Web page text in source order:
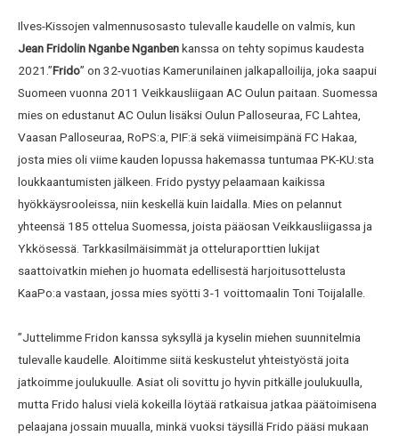
Ilves-Kissojen valmennusosasto tulevalle kaudelle on valmis, kun
Jean Fridolin Nganbe Nganbenkanssa on tehty sopimus kaudesta
2021.”Frido” on 32-vuotias Kamerunilainen jalkapalloilija, joka saapui
Suomeen vuonna 2011 Veikkausliigaan AC Oulun paitaan. Suomessa
mies on edustanut AC Oulun lisäksi Oulun Palloseuraa, FC Lahtea,
Vaasan Palloseuraa, RoPS:a, PIF:ä sekä viimeisimpänä FC Hakaa,
josta mies oli viime kauden lopussa hakemassa tuntumaa PK-KU:sta
loukkaantumisten jälkeen. Frido pystyy pelaamaan kaikissa
hyökkäysrooleissa, niin keskellä kuin laidalla. Mies on pelannut
yhteensä 185 ottelua Suomessa, joista pääosan Veikkausliigassa ja
Ykkösessä. Tarkkasilmäisimmät ja otteluraporttien lukijat
saattoivatkin miehen jo huomata edellisestä harjoitusottelusta
KaaPo:a vastaan, jossa mies syötti 3-1 voittomaalin Toni Toijalalle.
”Juttelimme Fridon kanssa syksyllä ja kyselin miehen suunnitelmia
tulevalle kaudelle. Aloitimme siitä keskustelut yhteistyöstä joita
jatkoimme joulukuulle. Asiat oli sovittu jo hyvin pitkälle joulukuulla,
mutta Frido halusi vielä kokeilla löytää ratkaisua jatkaa päätoimisena
pelaajana jossain muualla, minkä vuoksi täysillä Frido pääsi mukaan